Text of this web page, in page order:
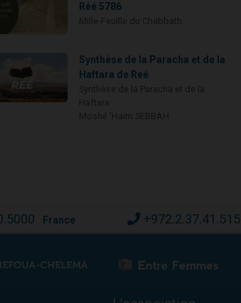
Réé 5786
Synthèse de la Paracha et de la
Haftara de Reé
France +972.2.37.41.515